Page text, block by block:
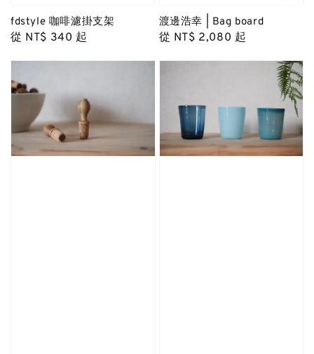
fdstyle 咖啡濾掛支架
Regular
從 NT$ 340 起
渡邊浩幸 | Bag board
Regular
從 NT$ 2,080 起